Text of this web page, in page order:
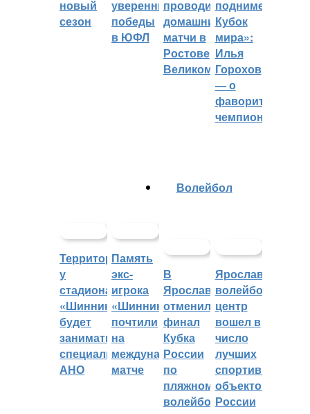
новый
сезон
уверенные
победы
в ЮФЛ
проводить
домашние
матчи в
Ростове
Великом
поднимет
Кубок
мира»:
Илья
Горохов
— о
фаворитах
чемпионата
Территорией
у
стадиона
«Шинник»
будет
заниматься
специальное
АНО
Память
экс-
игрока
«Шинника»
почтили
на
международном
матче
Волейбол
В
Ярославле
отменили
финал
Кубка
России
по
пляжному
волейболу
Ярославский
волейбольный
центр
вошел в
число
лучших
спортивных
объектов
России